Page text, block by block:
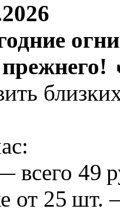
всего 49
от 25 шт.